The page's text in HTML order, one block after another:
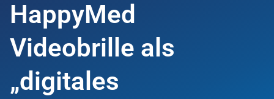
HappyMed
Videobrille als
„digitales